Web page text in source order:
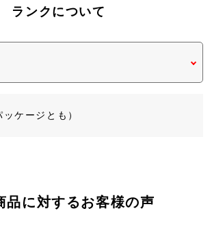
ランクについて
ケージとも）
品に対するお客様の声